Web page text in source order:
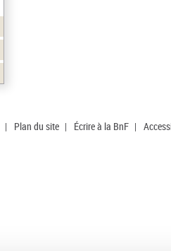
| Plan du site | Écrire à la BnF |